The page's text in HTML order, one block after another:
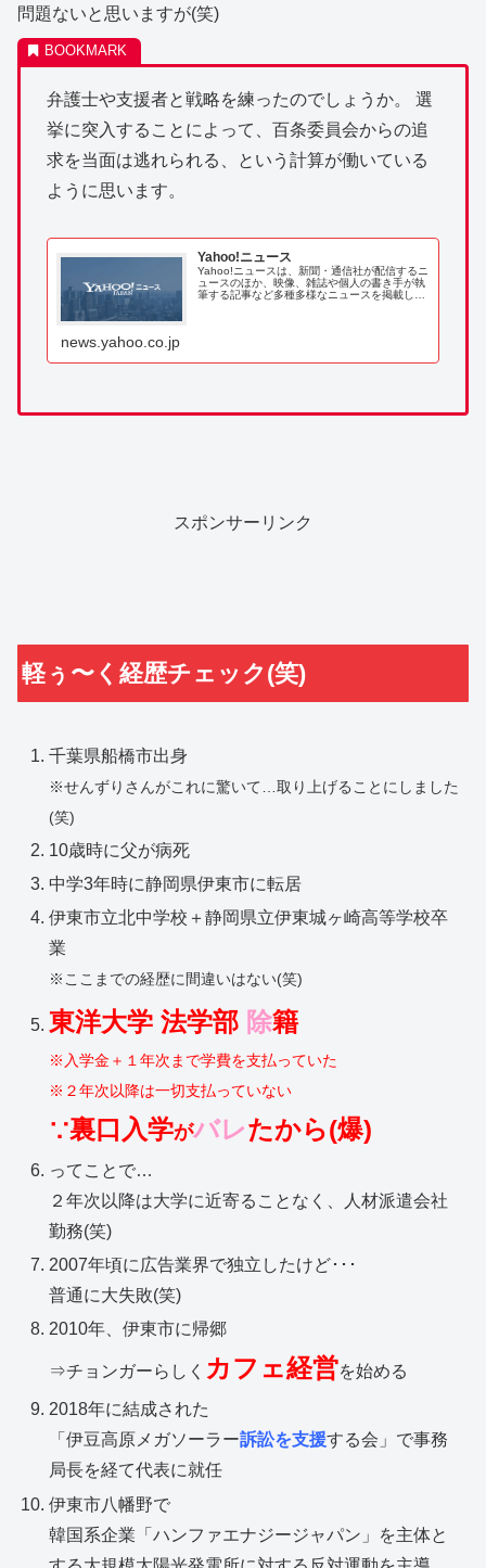
問題ないと思いますが(笑)
弁護士や支援者と戦略を練ったのでしょうか。 選
挙に突入することによって、百条委員会からの追
求を当面は逃れられる、という計算が働いている
ように思います。
Yahoo!ニュース
Yahoo!ニュースは、新聞・通信社が配信するニ
ュースのほか、映像、雑誌や個人の書き手が執
筆する記事など多種多様なニュースを掲載して
news.yahoo.co.jp
スポンサーリンク
軽ぅ〜く経歴チェック(笑)
千葉県船橋市出身
※せんずりさんがこれに驚いて…取り上げることにしました
(笑)
10歳時に父が病死
中学3年時に静岡県伊東市に転居
伊東市立北中学校＋静岡県立伊東城ヶ崎高等学校卒
業
※ここまでの経歴に間違いはない(笑)
東洋大学 法学部 除籍
※入学金＋１年次まで学費を支払っていた
※２年次以降は一切支払っていない
∵裏口入学がバレたから(爆)
ってことで…
２年次以降は大学に近寄ることなく、人材派遣会社
勤務(笑)
2007年頃に広告業界で独立したけど･･･
普通に大失敗(笑)
2010年、伊東市に帰郷
⇒チョンガーらしく カフェ経営を始める
2018年に結成された
「伊豆高原メガソーラー訴訟を支援する会」で事務
局長を経て代表に就任
伊東市八幡野で
韓国系企業「ハンファエナジージャパン」を主体と